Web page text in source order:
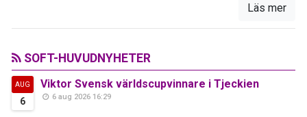
Läs mer
SOFT-HUVUDNYHETER
AUG
6
Viktor Svensk världscupvinnare i Tjeckien
6 aug 2026 16:29